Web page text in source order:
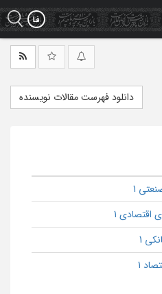
دانلود فهرست مقالات نویسنده
1
اقتصادی 1
1
1